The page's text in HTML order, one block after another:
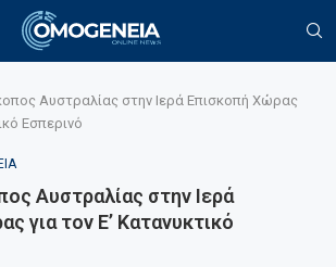
Αυστραλίας στην Ιερά Επισκοπή Χώρας
Εσπερινό
Αυστραλίας στην Ιερά
για τον Ε’ Κατανυκτικό